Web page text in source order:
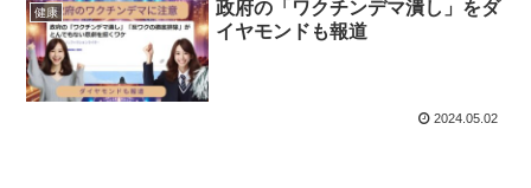
健康
政府の「ワクチンデマ潰し」をダ
イヤモンドも報道
2024.05.02